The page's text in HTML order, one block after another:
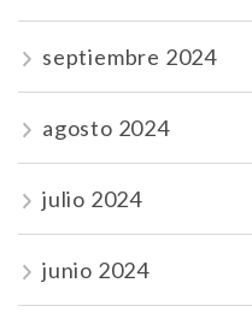
septiembre 2024
agosto 2024
julio 2024
junio 2024